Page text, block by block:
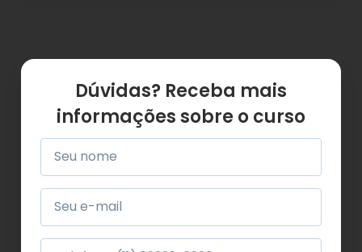
Dúvidas? Receba mais
informações sobre o curso